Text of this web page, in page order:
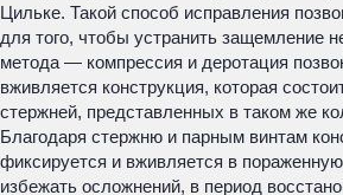
Цильке. Такой способ исправления
для того, чтобы устранить защемление
метода — компрессия и деротация
вживляется конструкция, которая
стержней, представленных в таком же
Благодаря стержню и парным винтам
фиксируется и вживляется в
избежать осложнений, в период